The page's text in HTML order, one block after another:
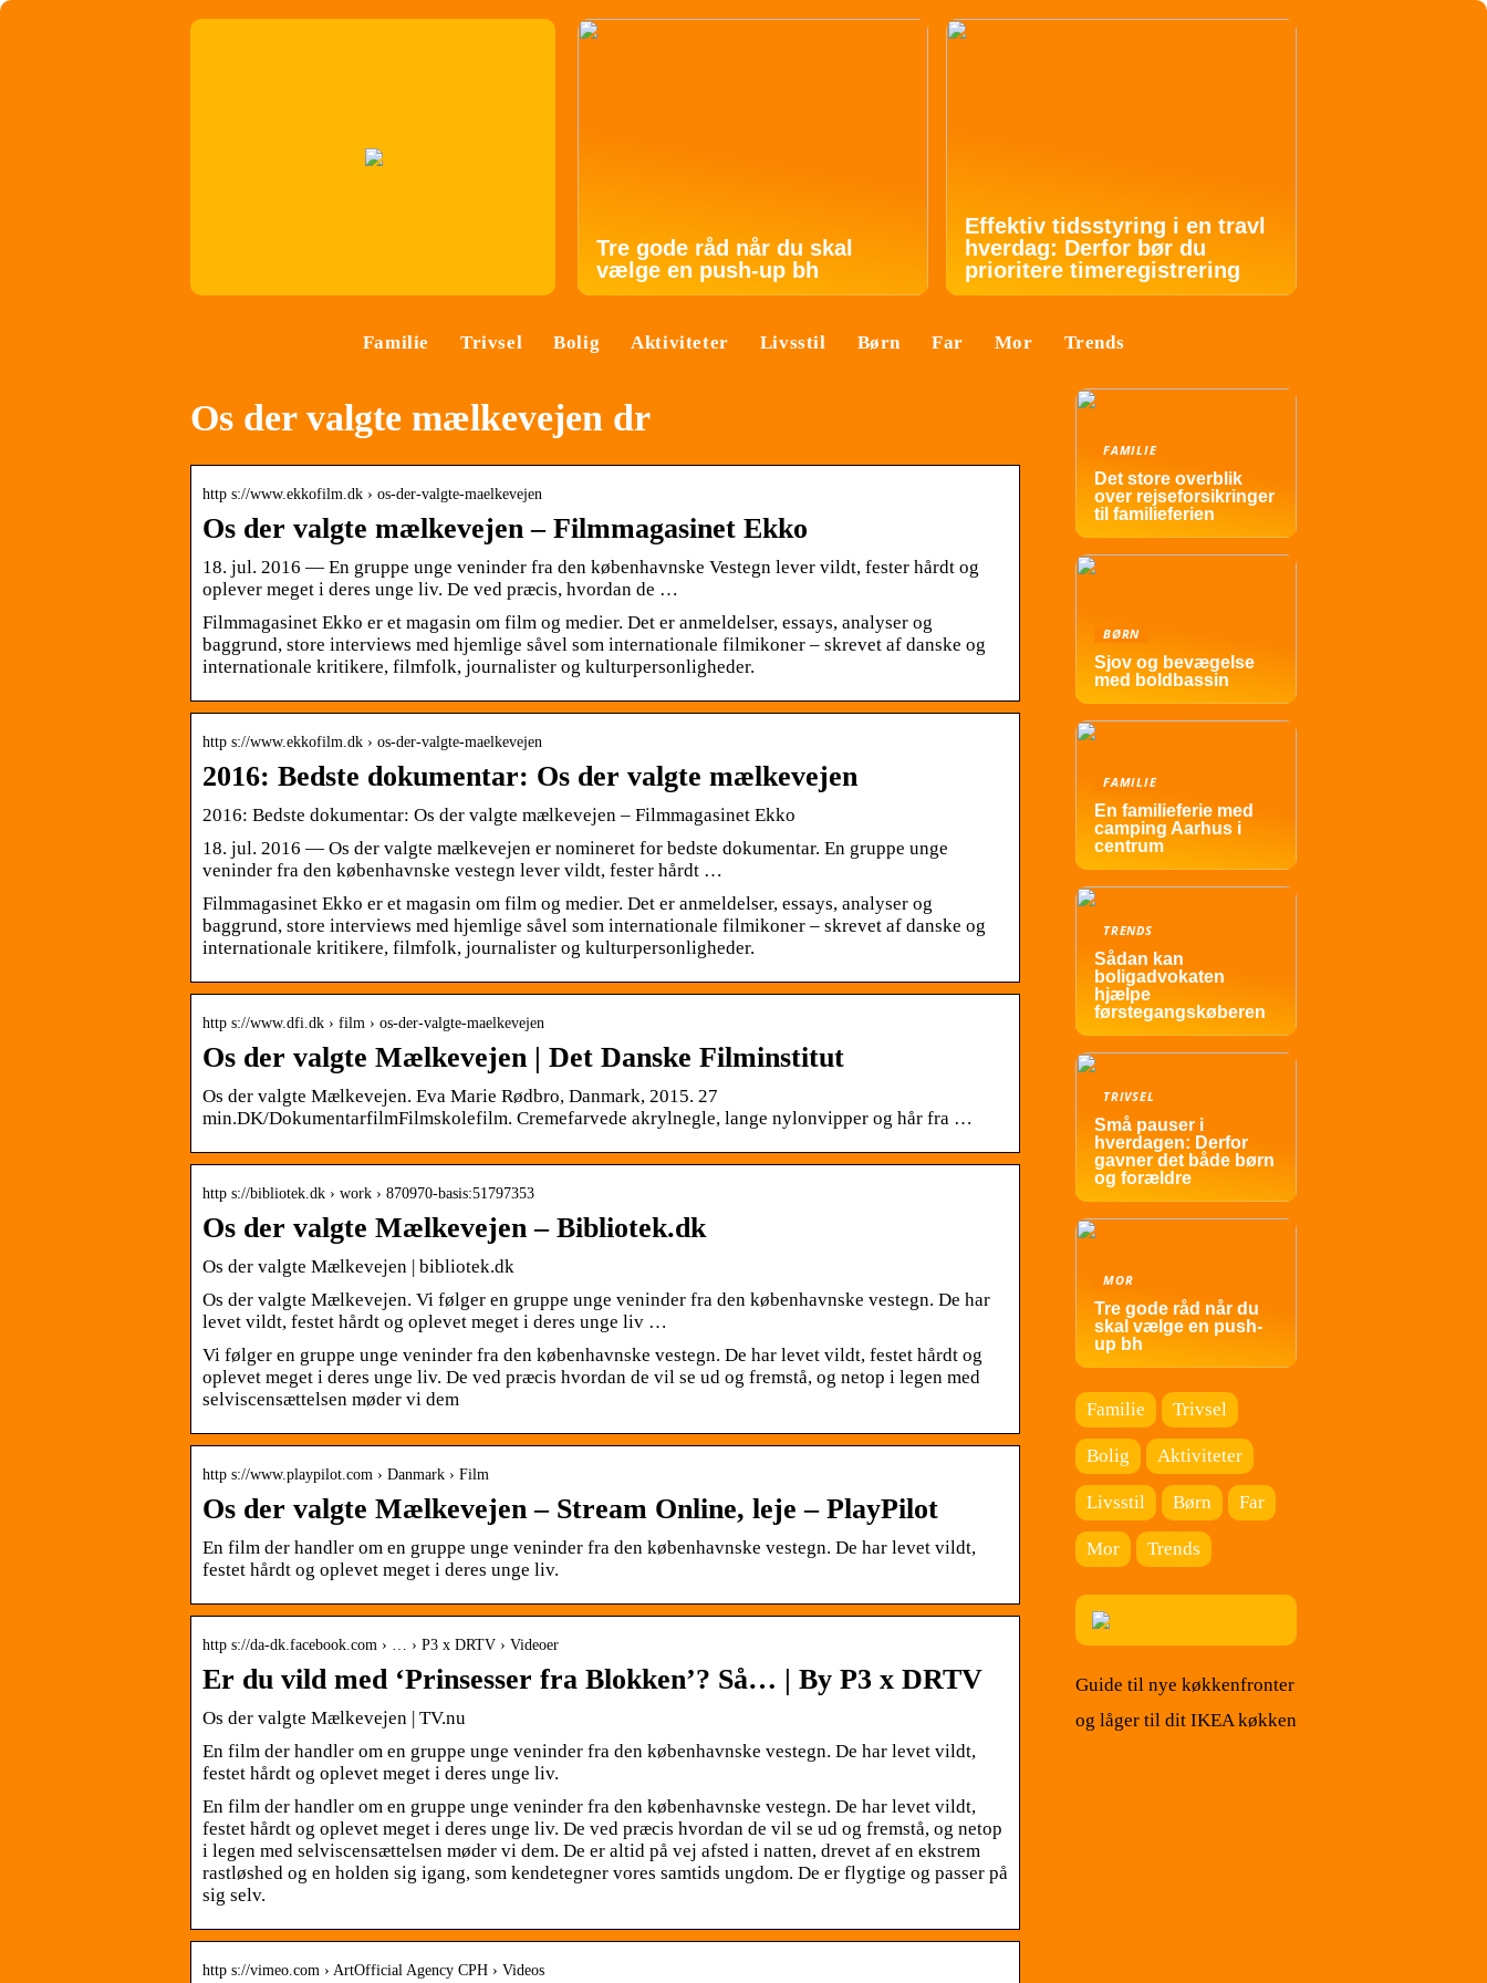
Tre gode råd når du skal
vælge en push-up bh
Effektiv tidsstyring i en travl
hverdag: Derfor bør du
prioritere timeregistrering
Familie Trivsel Bolig Aktiviteter Livsstil Børn Far Mor Trends
Os der valgte mælkevejen dr
http s://www.ekkofilm.dk › os-der-valgte-maelkevejen
Os der valgte mælkevejen – Filmmagasinet Ekko
18. jul. 2016 — En gruppe unge veninder fra den københavnske Vestegn lever vildt, fester hårdt og
oplever meget i deres unge liv. De ved præcis, hvordan de …
Filmmagasinet Ekko er et magasin om film og medier. Det er anmeldelser, essays, analyser og
baggrund, store interviews med hjemlige såvel som internationale filmikoner – skrevet af danske og
internationale kritikere, filmfolk, journalister og kulturpersonligheder.
http s://www.ekkofilm.dk › os-der-valgte-maelkevejen
2016: Bedste dokumentar: Os der valgte mælkevejen
2016: Bedste dokumentar: Os der valgte mælkevejen – Filmmagasinet Ekko
18. jul. 2016 — Os der valgte mælkevejen er nomineret for bedste dokumentar. En gruppe unge
veninder fra den københavnske vestegn lever vildt, fester hårdt …
Filmmagasinet Ekko er et magasin om film og medier. Det er anmeldelser, essays, analyser og
baggrund, store interviews med hjemlige såvel som internationale filmikoner – skrevet af danske og
internationale kritikere, filmfolk, journalister og kulturpersonligheder.
http s://www.dfi.dk › film › os-der-valgte-maelkevejen
Os der valgte Mælkevejen | Det Danske Filminstitut
Os der valgte Mælkevejen. Eva Marie Rødbro, Danmark, 2015. 27
min.DK/DokumentarfilmFilmskolefilm. Cremefarvede akrylnegle, lange nylonvipper og hår fra …
http s://bibliotek.dk › work › 870970-basis:51797353
Os der valgte Mælkevejen – Bibliotek.dk
Os der valgte Mælkevejen | bibliotek.dk
Os der valgte Mælkevejen. Vi følger en gruppe unge veninder fra den københavnske vestegn. De har
levet vildt, festet hårdt og oplevet meget i deres unge liv …
Vi følger en gruppe unge veninder fra den københavnske vestegn. De har levet vildt, festet hårdt og
oplevet meget i deres unge liv. De ved præcis hvordan de vil se ud og fremstå, og netop i legen med
selviscensættelsen møder vi dem
http s://www.playpilot.com › Danmark › Film
Os der valgte Mælkevejen – Stream Online, leje – PlayPilot
En film der handler om en gruppe unge veninder fra den københavnske vestegn. De har levet vildt,
festet hårdt og oplevet meget i deres unge liv.
http s://da-dk.facebook.com › … › P3 x DRTV › Videoer
Er du vild med ‘Prinsesser fra Blokken’? Så… | By P3 x DRTV
Os der valgte Mælkevejen | TV.nu
En film der handler om en gruppe unge veninder fra den københavnske vestegn. De har levet vildt,
festet hårdt og oplevet meget i deres unge liv.
En film der handler om en gruppe unge veninder fra den københavnske vestegn. De har levet vildt,
festet hårdt og oplevet meget i deres unge liv. De ved præcis hvordan de vil se ud og fremstå, og netop
i legen med selviscensættelsen møder vi dem. De er altid på vej afsted i natten, drevet af en ekstrem
rastløshed og en holden sig igang, som kendetegner vores samtids ungdom. De er flygtige og passer på
sig selv.
http s://vimeo.com › ArtOfficial Agency CPH › Videos
FAMILIE
Det store overblik
over rejseforsikringer
til familieferien
BØRN
Sjov og bevægelse
med boldbassin
FAMILIE
En familieferie med
camping Aarhus i
centrum
TRENDS
Sådan kan
boligadvokaten
hjælpe
førstegangskøberen
TRIVSEL
Små pauser i
hverdagen: Derfor
gavner det både børn
og forældre
MOR
Tre gode råd når du
skal vælge en push-
up bh
Familie Trivsel
Bolig Aktiviteter
Livsstil Børn Far
Mor Trends
Guide til nye køkkenfronter
og låger til dit IKEA køkken